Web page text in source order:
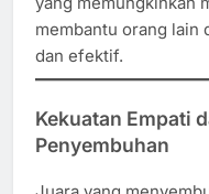
membantu orang lain
dan efektif.
Kekuatan Empati
Penyembuhan